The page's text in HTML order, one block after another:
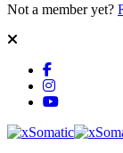
Not a member yet?